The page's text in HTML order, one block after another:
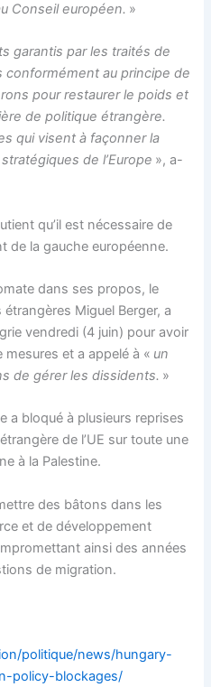
Conseil européen. »
garantis par les traités de
conformément au principe de
pour restaurer le poids et
de politique étrangère.
qui visent à façonner la
de l’Europe », a-
qu’il est nécessaire de
de la gauche européenne.
dans ses propos, le
Miguel Berger, a
vendredi (4 juin) pour avoir
et a appelé à « un
de gérer les dissidents. »
a bloqué à plusieurs reprises
de l’UE sur toute une
à la Palestine.
des bâtons dans les
et de développement
ainsi des années
de migration.
politique/news/hungary-
policy-blockages/